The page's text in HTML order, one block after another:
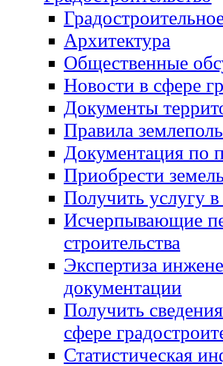
Архитектура
Общественные
Новости в сфере
Документы
Правила
Документация по
Приобрести
Получить услугу в
Исчерпывающие
строительства
Экспертиза
документации
Получить
сфере
Статистическая